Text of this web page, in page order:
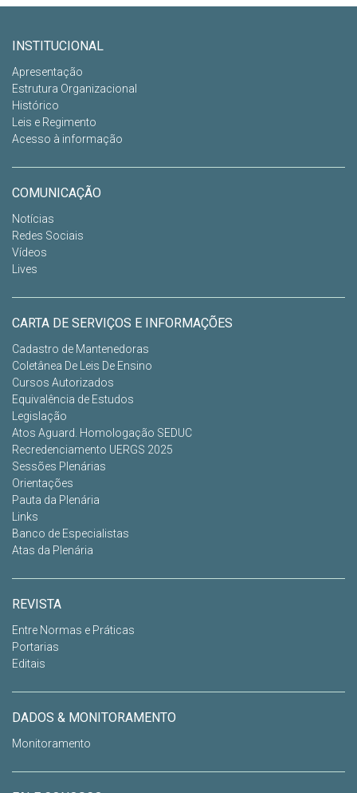
INSTITUCIONAL
Apresentação
Estrutura Organizacional
Histórico
Leis e Regimento
Acesso à informação
COMUNICAÇÃO
Notícias
Redes Sociais
Vídeos
Lives
CARTA DE SERVIÇOS E INFORMAÇÕES
Cadastro de Mantenedoras
Coletânea De Leis De Ensino
Cursos Autorizados
Equivalência de Estudos
Legislação
Atos Aguard. Homologação SEDUC
Recredenciamento UERGS 2025
Sessões Plenárias
Orientações
Pauta da Plenária
Links
Banco de Especialistas
Atas da Plenária
REVISTA
Entre Normas e Práticas
Portarias
Editais
DADOS & MONITORAMENTO
Monitoramento